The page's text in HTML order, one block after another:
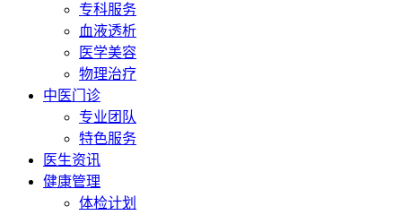
专科服务
血液透析
医学美容
物理治疗
中医门诊
专业团队
特色服务
医生资讯
健康管理
体检计划